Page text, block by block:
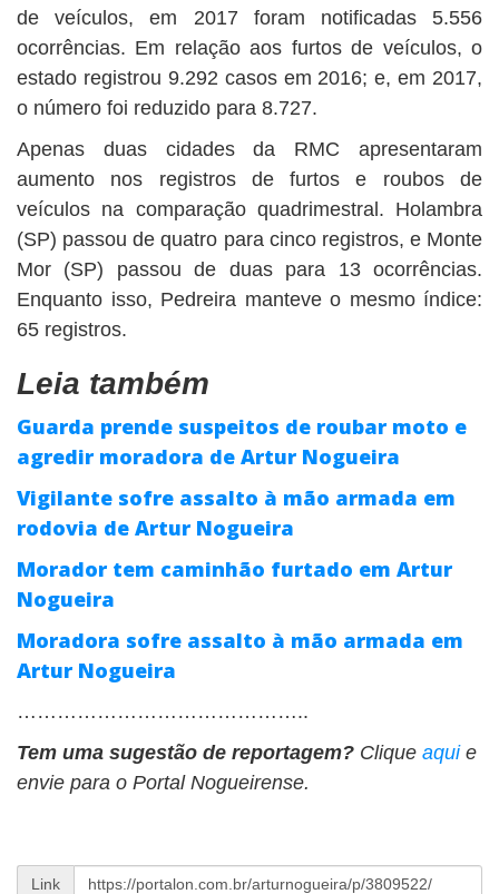
de veículos, em 2017 foram notificadas 5.556
ocorrências. Em relação aos furtos de veículos, o
estado registrou 9.292 casos em 2016; e, em 2017,
o número foi reduzido para 8.727.
Apenas duas cidades da RMC apresentaram
aumento nos registros de furtos e roubos de
veículos na comparação quadrimestral. Holambra
(SP) passou de quatro para cinco registros, e Monte
Mor (SP) passou de duas para 13 ocorrências.
Enquanto isso, Pedreira manteve o mesmo índice:
65 registros.
Leia também
Guarda prende suspeitos de roubar moto e
agredir moradora de Artur Nogueira
Vigilante sofre assalto à mão armada em
rodovia de Artur Nogueira
Morador tem caminhão furtado em Artur
Nogueira
Moradora sofre assalto à mão armada em
Artur Nogueira
……………………………………..
Tem uma sugestão de reportagem? Clique aqui e
envie para o Portal Nogueirense.
Link